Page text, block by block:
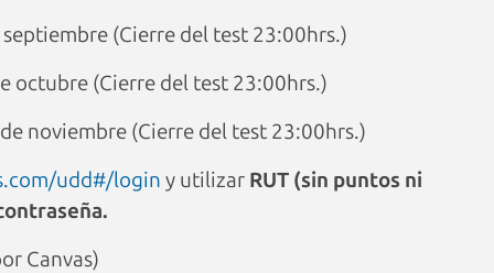
(Cierre del test 23:00hrs.)
octubre (Cierre del test 23:00hrs.)
noviembre (Cierre del test 23:00hrs.)
udd#/login y utilizar RUT (sin puntos ni
Canvas)